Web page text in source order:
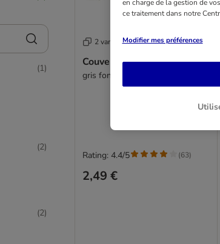
(1)
(2)
(2)
2 variantes
Couverture polaire Pawty
gris foncé : L 100 x l 70 cm
2,49 €
Rating: 4.4/5 (63)
en charge de la gestion de
ce traitement dans notre
Modifier mes préférences